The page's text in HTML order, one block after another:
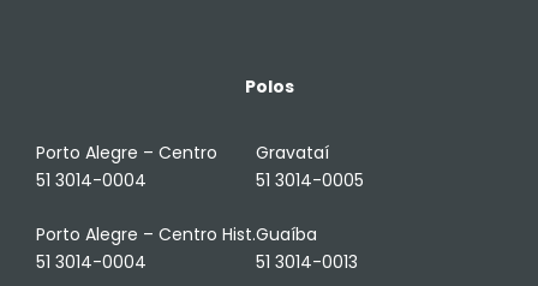
Polos
Porto Alegre – Centro
51 3014-0004
Porto Alegre – Centro Hist.
51 3014-0004
Gravataí
51 3014-0005
Guaíba
51 3014-0013